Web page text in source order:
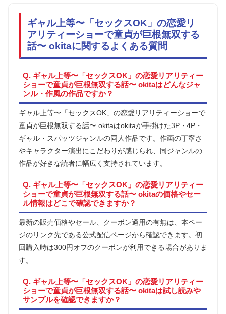
ギャル上等〜「セックスOK」の恋愛リ
アリティーショーで童貞が巨根無双する
話〜 okitaに関するよくある質問
Q. ギャル上等〜「セックスOK」の恋愛リアリティー
ショーで童貞が巨根無双する話〜 okitaはどんなジャ
ンル・作風の作品ですか？
ギャル上等〜「セックスOK」の恋愛リアリティーショーで
童貞が巨根無双する話〜 okitaはokitaが手掛けた3P・4P・
ギャル・スパッツジャンルの同人作品です。作画の丁寧さ
やキャラクター演出にこだわりが感じられ、同ジャンルの
作品が好きな読者に幅広く支持されています。
Q. ギャル上等〜「セックスOK」の恋愛リアリティー
ショーで童貞が巨根無双する話〜 okitaの価格やセー
ル情報はどこで確認できますか？
最新の販売価格やセール、クーポン適用の有無は、本ペー
ジのリンク先である公式配信ページから確認できます。初
回購入時は300円オフのクーポンが利用できる場合がありま
す。
Q. ギャル上等〜「セックスOK」の恋愛リアリティー
ショーで童貞が巨根無双する話〜 okitaは試し読みや
サンプルを確認できますか？